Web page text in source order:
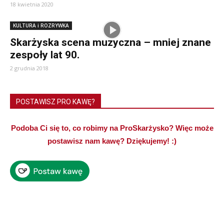
18 kwietnia 2020
KULTURA i ROZRYWKA
Skarżyska scena muzyczna – mniej znane
zespoły lat 90.
2 grudnia 2018
POSTAWISZ PRO KAWĘ?
Podoba Ci się to, co robimy na ProSkarżysko? Więc może
postawisz nam kawę? Dziękujemy! :)